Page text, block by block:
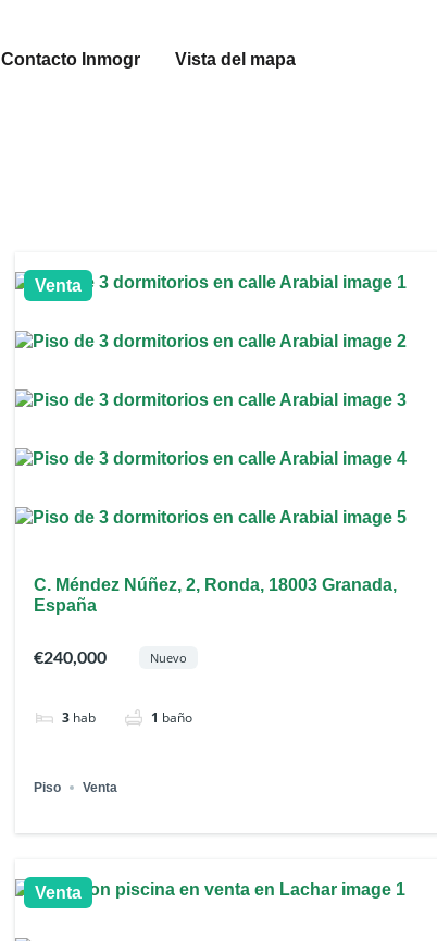
Contacto Inmogr Vista del mapa
Venta
C. Méndez Núñez, 2, Ronda, 18003 Granada,
España
€240,000 Nuevo
3 hab 1 baño
Piso Venta
Venta